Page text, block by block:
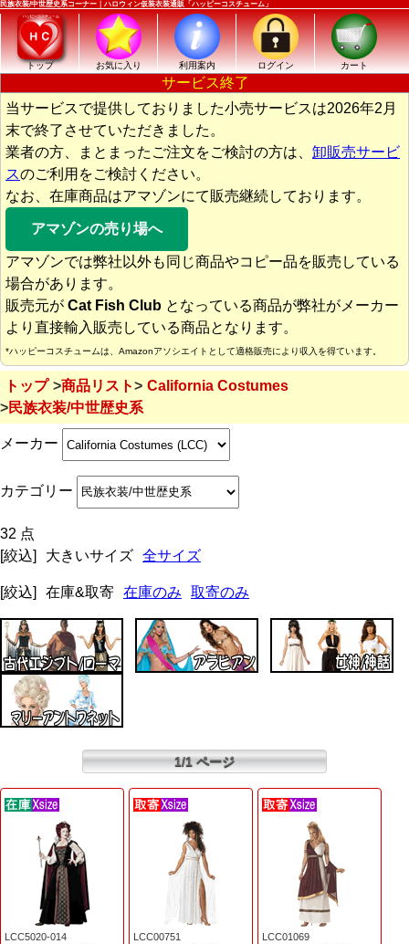
民族衣装/中世歴史系コーナー｜ハロウィン仮装衣装通販「ハッピーコスチューム」
トップ お気に入り 利用案内 ログイン カート
サービス終了
当サービスで提供しておりました小売サービスは2026年2月
末で終了させていただきました。
業者の方、まとまったご注文をご検討の方は、 卸販売サービ
スのご利用をご検討ください。
なお、在庫商品はアマゾンにて販売継続しております。
アマゾンの売り場へ
アマゾンでは弊社以外も同じ商品やコピー品を販売している
場合があります。
販売元が Cat Fish Club となっている商品が弊社がメーカー
より直接輸入販売している商品となります。
*ハッピーコスチュームは、Amazonアソシエイトとして適格販売により収入を得ています。
トップ 商品リスト
California Costumes
民族衣装/中世歴史系
メーカー
カテゴリー
32 点
[絞込]
大きいサイズ 全サイズ
[絞込] 在庫&取寄 在庫のみ 取寄のみ
1/1 ページ
LCC5020-014 LCC00751 LCC01069